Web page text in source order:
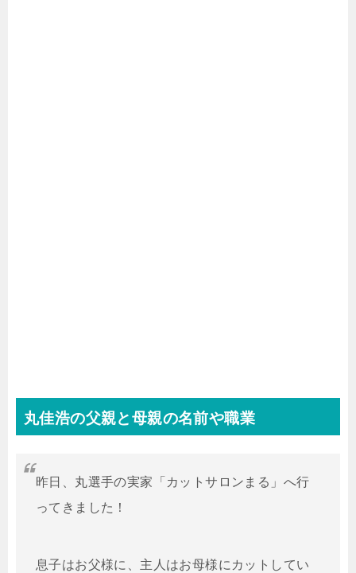
丸佳浩の父親と母親の名前や職業
昨日、丸選手の実家「カットサロンまる」へ行
ってきました！
息子はお父様に、主人はお母様にカットしてい